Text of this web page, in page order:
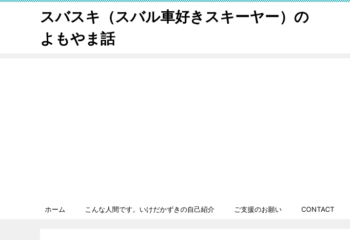
スバスキ（スバル車好きスキーヤー）の
よもやま話
ホーム こんな人間です。いけだかずきの自己紹介 ご支援のお願い CONTACT